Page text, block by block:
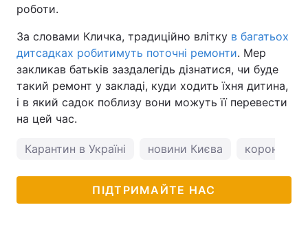
роботи.
За словами Кличка, традиційно влітку в багатьох
дитсадках робитимуть поточні ремонти. Мер
закликав батьків заздалегідь дізнатися, чи буде
такий ремонт у закладі, куди ходить їхня дитина,
і в який садок поблизу вони можуть її перевести
на цей час.
Карантин в Україні новини Києва
ПІДТРИМАЙТЕ НАС